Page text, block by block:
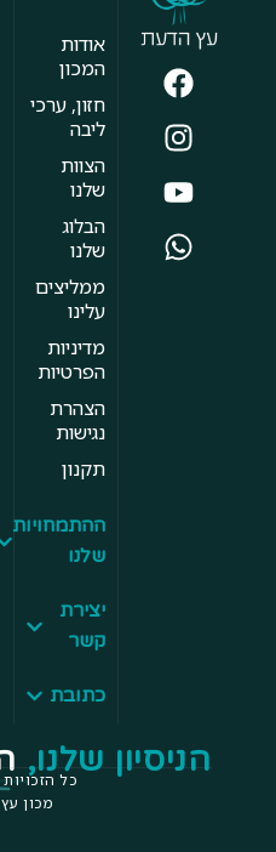
אודות
המכון
חזון, ערכי
ליבה
הצוות
שלנו
הבלוג
שלנו
ממליצים
עלינו
מדיניות
הפרטיות
הצהרת
נגישות
תקנון
ההתמחויות
שלנו
יצירת
קשר
כתובת
הניסיון שלנו,
כל
מכון